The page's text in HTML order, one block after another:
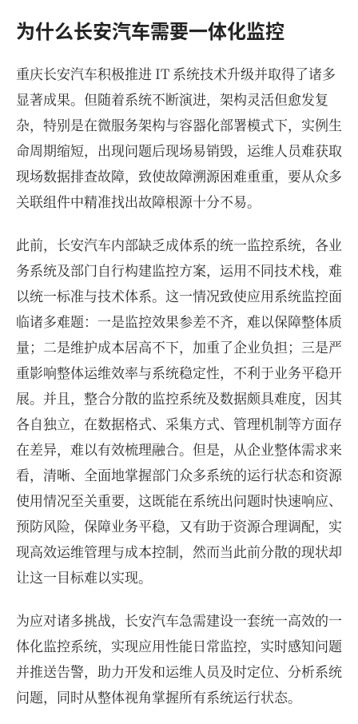
为什么长安汽车需要一体化监控
重庆长安汽车积极推进 IT 系统技术升级并取得了诸多
显著成果。但随着系统不断演进，架构灵活但愈发复
杂，特别是在微服务架构与容器化部署模式下，实例生
命周期缩短，出现问题后现场易销毁，运维人员难获取
现场数据排查故障，致使故障溯源困难重重，要从众多
关联组件中精准找出故障根源十分不易。
此前，长安汽车内部缺乏成体系的统一监控系统，各业
务系统及部门自行构建监控方案，运用不同技术栈，难
以统一标准与技术体系。这一情况致使应用系统监控面
临诸多难题：一是监控效果参差不齐，难以保障整体质
量；二是维护成本居高不下，加重了企业负担；三是严
重影响整体运维效率与系统稳定性，不利于业务平稳开
展。并且，整合分散的监控系统及数据颇具难度，因其
各自独立，在数据格式、采集方式、管理机制等方面存
在差异，难以有效梳理融合。但是，从企业整体需求来
看，清晰、全面地掌握部门众多系统的运行状态和资源
使用情况至关重要，这既能在系统出问题时快速响应、
预防风险，保障业务平稳，又有助于资源合理调配，实
现高效运维管理与成本控制，然而当此前分散的现状却
让这一目标难以实现。
为应对诸多挑战，长安汽车急需建设一套统一高效的一
体化监控系统，实现应用性能日常监控，实时感知问题
并推送告警，助力开发和运维人员及时定位、分析系统
问题，同时从整体视角掌握所有系统运行状态。